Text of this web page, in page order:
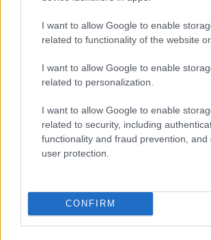
I want to allow Google to enable
related to functionality of the website or
I want to allow Google to enable
related to personalization.
I want to allow Google to enable
related to security, including
functionality and fraud prevention, and
user protection.
CONFIRM
tradizionale.
emergano in un contesto di
rendele motivazioni istituzionali
scrutinio critico.
Da più parti si osserva difatti che
soluzioni private e interoperabili
digitali, e che l’argomento